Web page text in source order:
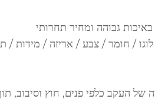
באיכות גבוהה ומחיר תחרותי
/ חומר / צבע / אריזה / מידות /
העקב כלפי פנים, חוץ וסיבוב,